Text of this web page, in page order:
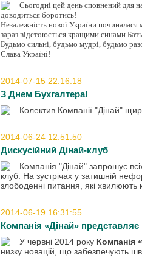
Сьогодні цей день сповнений для
доводиться боротись!
Незалежність нової України
зараз відстоюється кращими синами
Будьмо сильні, будьмо мудрі, будьмо
Слава Україні!
2014-07-15 22:16:18
З Днем Бухгалтера!
Колектив Компанії "Дінай"
2014-06-24 12:51:50
Дискусійний Дінай-клуб
Компанія "Дінай" запрошує
клуб. На зустрічах у затишній
злободенні питання які хвилюють
2014-06-19 16:31:55
Компанія «Дінай»
У червні 2014 року Компанія
низку новацій, що забезпечують